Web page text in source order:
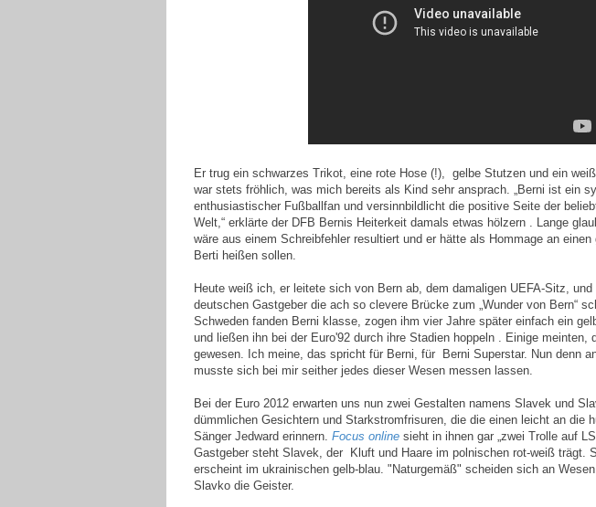
Er trug ein schwarzes Trikot, eine rote Hose (!), gelbe Stutzen und ein
war stets fröhlich, was mich bereits als Kind sehr ansprach. „Berni ist ein
enthusiastischer Fußballfan und versinnbildlicht die positive Seite der
Welt,“ erklärte der DFB Bernis Heiterkeit damals etwas hölzern . Lange
wäre aus einem Schreibfehler resultiert und er hätte als Hommage an einen
Berti heißen sollen.
Heute weiß ich, er leitete sich von Bern ab, dem damaligen UEFA-Sitz,
deutschen Gastgeber die ach so clevere Brücke zum „Wunder von Bern“
Schweden fanden Berni klasse, zogen ihm vier Jahre später einfach ein
und ließen ihn bei der Euro'92 durch ihre Stadien hoppeln . Einige meinten,
gewesen. Ich meine, das spricht für Berni, für
Berni Superstar. Nun denn
musste sich bei mir seither jedes dieser Wesen messen lassen.
Bei der Euro 2012 erwarten uns nun zwei Gestalten namens Slavek und
dümmlichen Gesichtern und Starkstromfrisuren, die die einen leicht an die
Sänger Jedward erinnern. Focus online sieht in ihnen gar „zwei Trolle auf
Gastgeber steht Slavek, der
Kluft und Haare im polnischen rot-weiß trägt.
erscheint im ukrainischen gelb-blau. "Naturgemäß" scheiden sich an
Slavko die Geister.